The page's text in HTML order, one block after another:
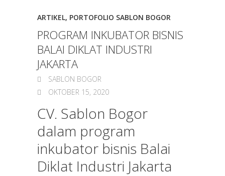
ARTIKEL, PORTOFOLIO SABLON BOGOR
PROGRAM INKUBATOR BISNIS
BALAI DIKLAT INDUSTRI
JAKARTA
SABLON BOGOR
OKTOBER 15, 2020
CV. Sablon Bogor
dalam program
inkubator bisnis Balai
Diklat Industri Jakarta